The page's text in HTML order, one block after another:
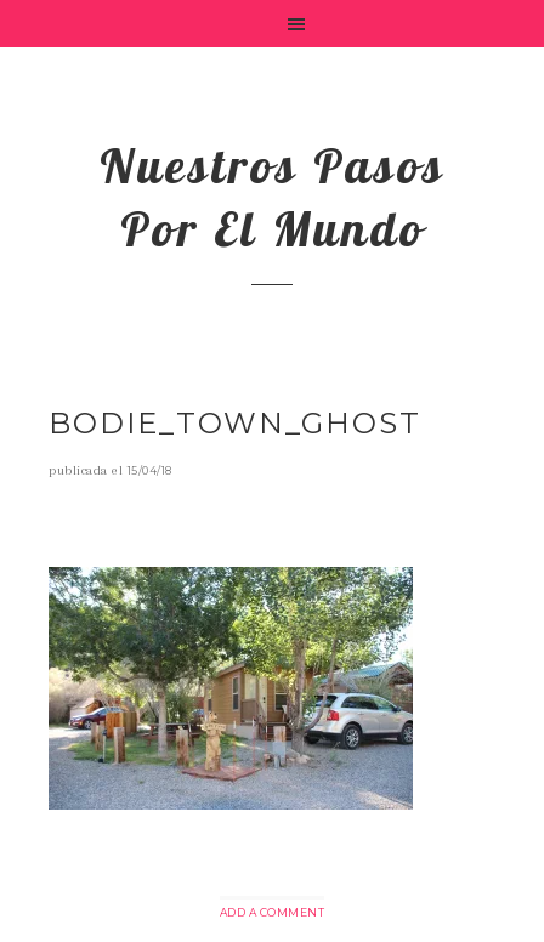
Nuestros Pasos
Por El Mundo
BODIE_TOWN_GHOST
publicada el15/04/18
ADD A COMMENT